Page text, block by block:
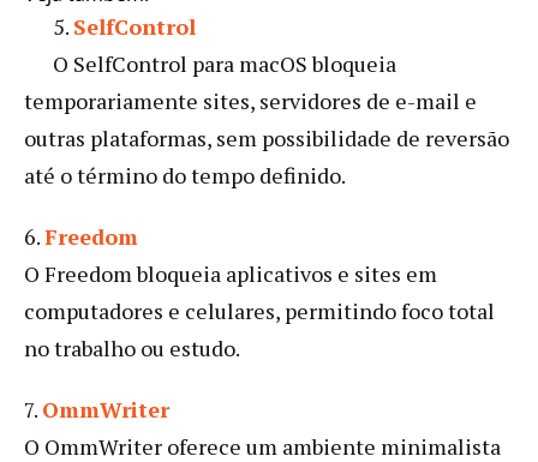
5. SelfControl
O SelfControl para macOS bloqueia
temporariamente sites, servidores de e-mail e
outras plataformas, sem possibilidade de reversão
até o término do tempo definido.
6.Freedom
O Freedom bloqueia aplicativos e sites em
computadores e celulares, permitindo foco total
no trabalho ou estudo.
7. OmmWriter
O OmmWriter oferece um ambiente minimalista